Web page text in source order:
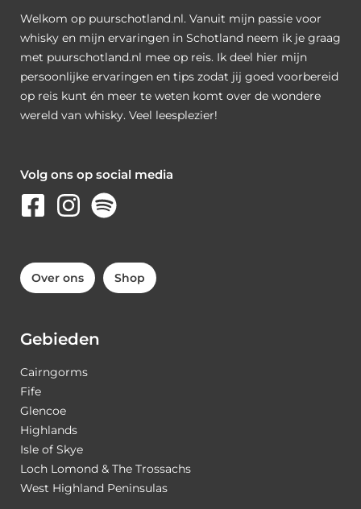
Welkom op puurschotland.nl. Vanuit mijn passie voor
whisky en mijn ervaringen in Schotland neem ik je graag
met puurschotland.nl mee op reis. Ik deel hier mijn
persoonlijke ervaringen en tips zodat jij goed voorbereid
op reis kunt én meer te weten komt over de wondere
wereld van whisky. Veel leesplezier!
Volg ons op social media
Over ons Shop
Gebieden
Cairngorms
Fife
Glencoe
Highlands
Isle of Skye
Loch Lomond & The Trossachs
West Highland Peninsulas